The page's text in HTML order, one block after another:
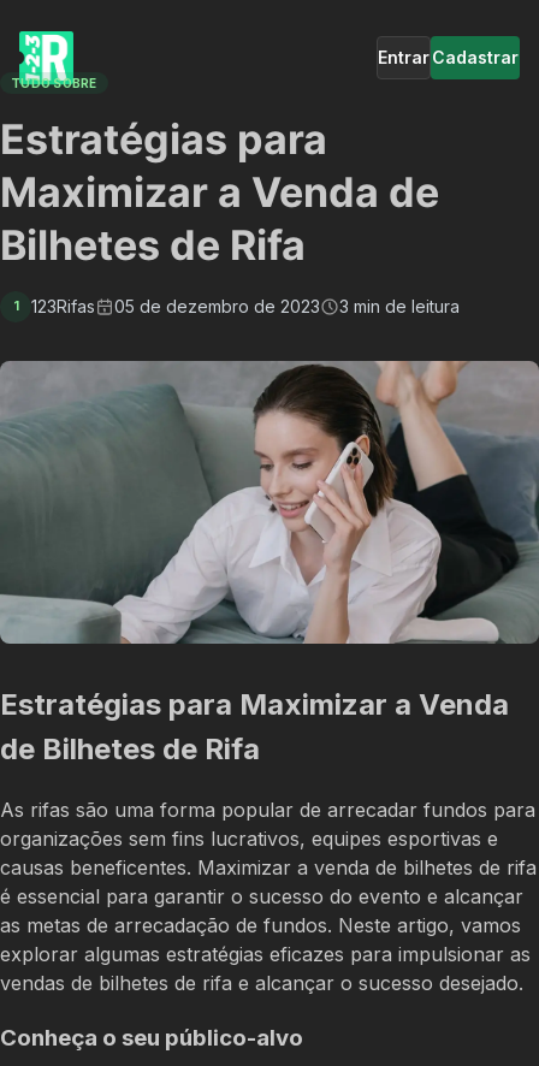
EntrarCadastrar
TUDO SOBRE
Estratégias para
Maximizar a Venda de
Bilhetes de Rifa
1 123Rifas 05 de dezembro de 2023 3 min de leitura
Estratégias para Maximizar a Venda
de Bilhetes de Rifa
As rifas são uma forma popular de arrecadar fundos para
organizações sem fins lucrativos, equipes esportivas e
causas beneficentes. Maximizar a venda de bilhetes de rifa
é essencial para garantir o sucesso do evento e alcançar
as metas de arrecadação de fundos. Neste artigo, vamos
explorar algumas estratégias eficazes para impulsionar as
vendas de bilhetes de rifa e alcançar o sucesso desejado.
Conheça o seu público-alvo